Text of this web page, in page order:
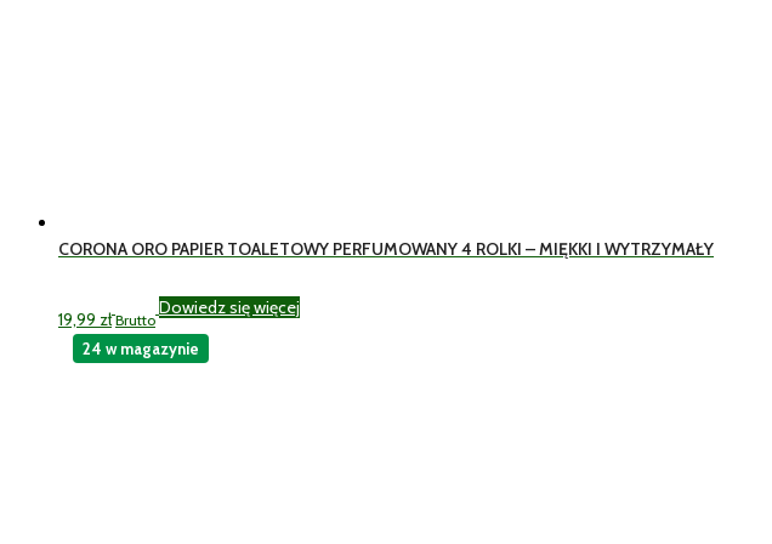
CORONA ORO PAPIER TOALETOWY PERFUMOWANY 4 ROLKI – MIĘKKI I WYTRZYMAŁY
19,99 zł Brutto
Dowiedz się więcej
24 w magazynie